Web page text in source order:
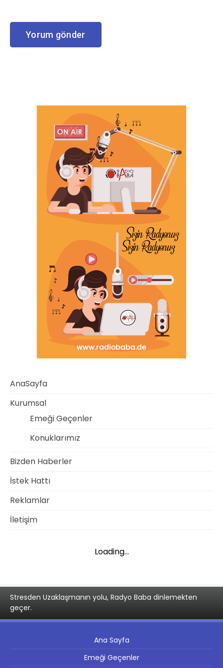
AnaSayfa
Kurumsal
Emeği Geçenler
Konuklarımız
Bizden Haberler
İstek Hattı
Reklamlar
İletişim
Loading...
Stresden Uzaklaşmanın yolu, Radyo Baba dinlemekten
geçer.
Ana Sayfa
Emeği Geçenler